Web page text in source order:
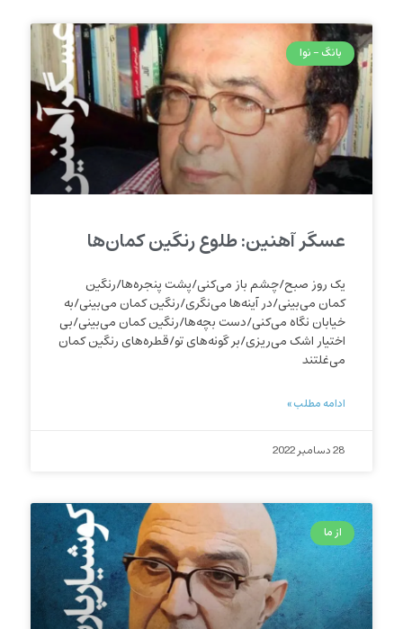
بانگ - نوا
عسگر آهنین: طلوع رنگین کمان‌ها
یک روز صبح/چشم باز می‌کنی/پشت پنجره‌ها/رنگین
کمان می‌بینی/در آینه‌ها می‌نگری/رنگین کمان می‌بینی/به
خیابان نگاه می‌کنی/دست بچه‌ها/رنگین کمان می‌بینی/بی
اختیار اشک می‌ریزی/بر گونه‌های تو/قطره‌های رنگین کمان
می‌غلتند
ادامه مطلب »
28 دسامبر 2022
از ما